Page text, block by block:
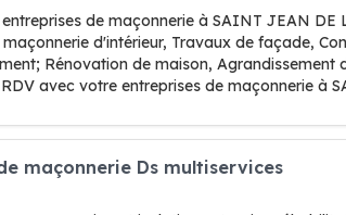
de maçonnerie à SAINT JEAN DE
d'intérieur, Travaux de façade,
Rénovation de maison, Agrandissement
avec votre entreprises de maçonnerie à
maçonnerie Ds multiservices